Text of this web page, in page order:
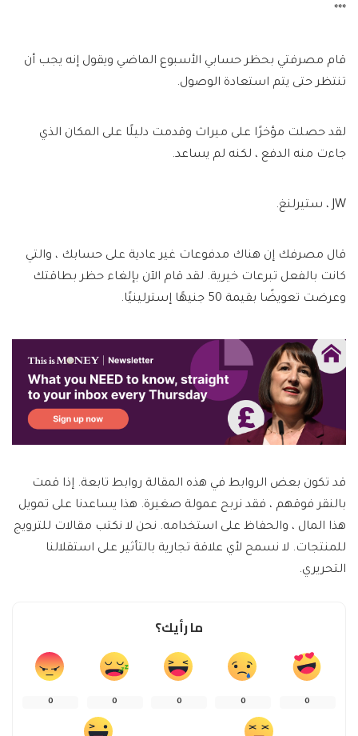
***
قام مصرفتي بحظر حسابي الأسبوع الماضي ويقول إنه يجب أن
تنتظر حتى يتم استعادة الوصول.
لقد حصلت مؤخرًا على ميراث وقدمت دليلًا على المكان الذي
جاءت منه الدفع ، لكنه لم يساعد.
JW ، ستيرلنغ.
قال مصرفك إن هناك مدفوعات غير عادية على حسابك ، والتي
كانت بالفعل تبرعات خيرية. لقد قام الآن بإلغاء حظر بطاقتك
وعرضت تعويضًا بقيمة 50 جنيهًا إسترلينيًا.
قد تكون بعض الروابط في هذه المقالة روابط تابعة. إذا قمت
بالنقر فوقهم ، فقد نربح عمولة صغيرة. هذا يساعدنا على تمويل
هذا المال ، والحفاظ على استخدامه. نحن لا نكتب مقالات للترويج
للمنتجات. لا نسمح لأي علاقة تجارية بالتأثير على استقلالنا
التحريري.
ما رأيك؟
0
0
0
0
0